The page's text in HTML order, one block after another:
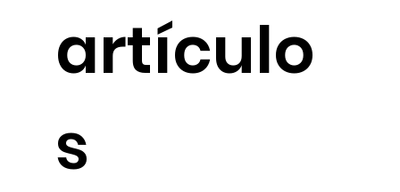
artículo
s